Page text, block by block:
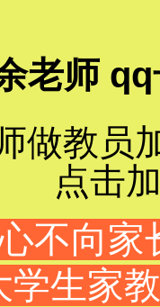
老师
做教员
点击
不向
学生家